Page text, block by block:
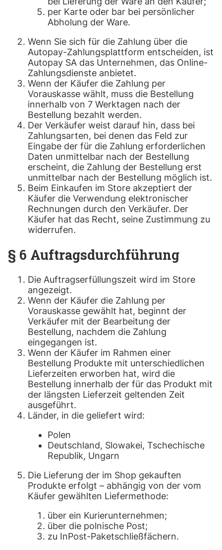
per Karte oder bar bei persönlicher
Abholung der Ware.
Wenn Sie sich für die Zahlung über die
Autopay-Zahlungsplattform entscheiden, ist
Autopay SA das Unternehmen, das Online-
Zahlungsdienste anbietet.
Wenn der Käufer die Zahlung per
Vorauskasse wählt, muss die Bestellung
innerhalb von 7 Werktagen nach der
Bestellung bezahlt werden.
Der Verkäufer weist darauf hin, dass bei
Zahlungsarten, bei denen das Feld zur
Eingabe der für die Zahlung erforderlichen
Daten unmittelbar nach der Bestellung
erscheint, die Zahlung der Bestellung erst
unmittelbar nach der Bestellung möglich ist.
Beim Einkaufen im Store akzeptiert der
Käufer die Verwendung elektronischer
Rechnungen durch den Verkäufer. Der
Käufer hat das Recht, seine Zustimmung zu
widerrufen.
§ 6 Auftragsdurchführung
Die Auftragserfüllungszeit wird im Store
angezeigt.
Wenn der Käufer die Zahlung per
Vorauskasse gewählt hat, beginnt der
Verkäufer mit der Bearbeitung der
Bestellung, nachdem die Zahlung
eingegangen ist.
Wenn der Käufer im Rahmen einer
Bestellung Produkte mit unterschiedlichen
Lieferzeiten erworben hat, wird die
Bestellung innerhalb der für das Produkt mit
der längsten Lieferzeit geltenden Zeit
ausgeführt.
Länder, in die geliefert wird:
Polen
Deutschland, Slowakei, Tschechische
Republik, Ungarn
Die Lieferung der im Shop gekauften
Produkte erfolgt – abhängig von der vom
Käufer gewählten Liefermethode:
über ein Kurierunternehmen;
über die polnische Post;
zu InPost-Paketschließfächern.